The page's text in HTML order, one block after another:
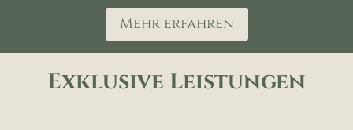
Mehr erfahren
Exklusive Leistungen